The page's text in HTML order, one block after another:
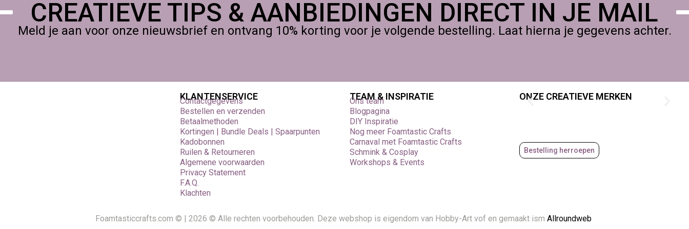
Toevoegen aan A1 Liquid voor optimale verdeling
Compact en krachtig kleurgebruik
CREATIEVE TIPS & AANBIEDINGEN DIRECT IN JE MAIL
Meld je aan voor onze nieuwsbrief en ontvang 10% korting voor je volgende bestelling. Laat hierna je gegevens achter.
KLANTENSERVICE
Contactgegevens
Bestellen en verzenden
Betaalmethoden
Kortingen | Bundle Deals | Spaarpunten
Kadobonnen
Ruilen & Retourneren
Algemene voorwaarden
Privacy Statement
F.A.Q.
Klachten
TEAM & INSPIRATIE
Ons team
Blogpagina
DIY Inspiratie
Nog meer Foamtastic Crafts
Carnaval met Foamtastic Crafts
Schmink & Cosplay
Workshops & Events
ONZE CREATIEVE MERKEN
Bestelling herroepen
Foamtasticcrafts.com © | 2026 © Alle rechten voorbehouden. Deze webshop is eigendom van Hobby-Art vof en gemaakt ism Allroundweb